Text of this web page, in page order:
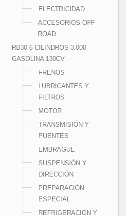
ELECTRICIDAD
ACCESORIOS OFF
ROAD
RB30 6 CILINDROS 3.000
GASOLINA 130CV
FRENOS
LUBRICANTES Y
FILTROS
MOTOR
TRANSMISIÓN Y
PUENTES
EMBRAGUE
SUSPENSIÓN Y
DIRECCIÓN
PREPARACIÓN
ESPECIAL
REFRIGERACIÓN Y